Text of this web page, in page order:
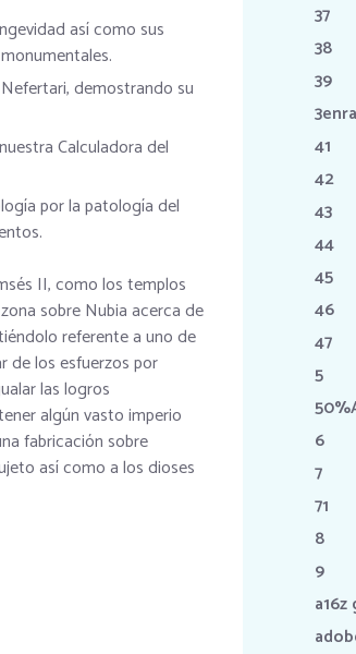
así­ como sus
demostrando su
Calculadora del
por la patologí­a del
II, como los templos
sobre Nubia acerca de
referente a uno de
de los esfuerzos por
las logros
algún vasto imperio
fabricación sobre
así­ como a los dioses
37
38
39
41
42
43
44
45
46
47
5
6
7
71
8
9